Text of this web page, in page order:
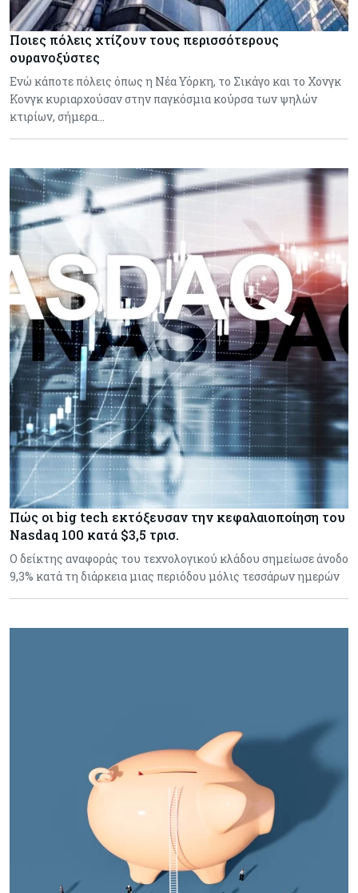
Ποιες πόλεις χτίζουν τους περισσότερους
ουρανοξύστες
Ενώ κάποτε πόλεις όπως η Νέα Υόρκη, το Σικάγο και το Χονγκ
Κονγκ κυριαρχούσαν στην παγκόσμια κούρσα των ψηλών
κτιρίων, σήμερα…
Πώς οι big tech εκτόξευσαν την κεφαλαιοποίηση του
Nasdaq 100 κατά $3,5 τρισ.
Ο δείκτης αναφοράς του τεχνολογικού κλάδου σημείωσε άνοδο
9,3% κατά τη διάρκεια μιας περιόδου μόλις τεσσάρων ημερών